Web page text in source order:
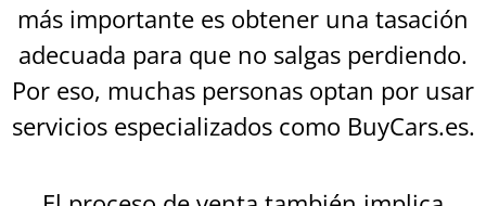
más importante es obtener una tasación
adecuada para que no salgas perdiendo.
Por eso, muchas personas optan por usar
servicios especializados como BuyCars.es.